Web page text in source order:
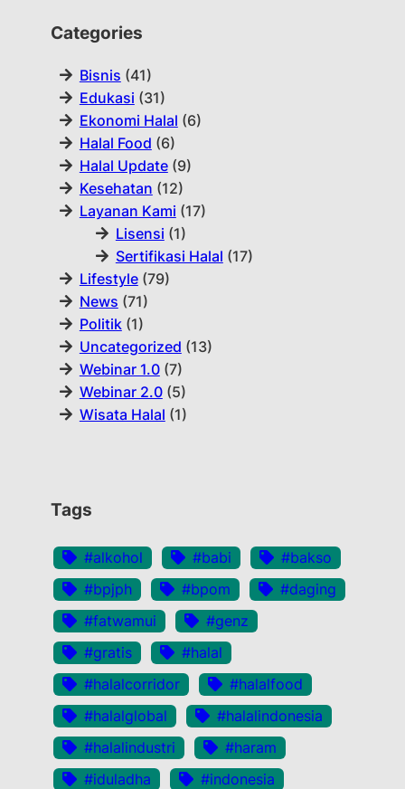
Categories
Bisnis (41)
Edukasi (31)
Ekonomi Halal (6)
Halal Food (6)
Halal Update(9)
Kesehatan (12)
Layanan Kami (17)
Lisensi (1)
Sertifikasi Halal (17)
Lifestyle(79)
News (71)
Politik(1)
Uncategorized (13)
Webinar 1.0(7)
Webinar 2.0(5)
Wisata Halal (1)
Tags
#alkohol #babi
#bakso
#bpjph
#bpom
#daging
#fatwamui
#genz
#gratis
#halal
#halalcorridor
#halalfood
#halalglobal
#halalindonesia
#halalindustri
#haram
#iduladha
#indonesia